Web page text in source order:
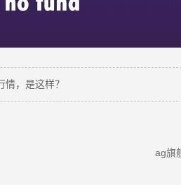
？一文解析字母背后的性能密码
，是这样？
ag旗